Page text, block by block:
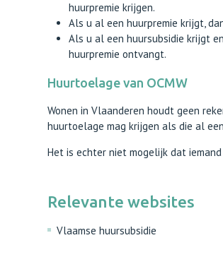
huurpremie krijgen.
Als u al een huurpremie krijgt,
Als u al een huursubsidie krijgt
huurpremie ontvangt.
Huurtoelage van OCMW
Wonen in Vlaanderen houdt geen
huurtoelage mag krijgen als die al
Het is echter niet mogelijk dat
Relevante websites
Vlaamse huursubsidie